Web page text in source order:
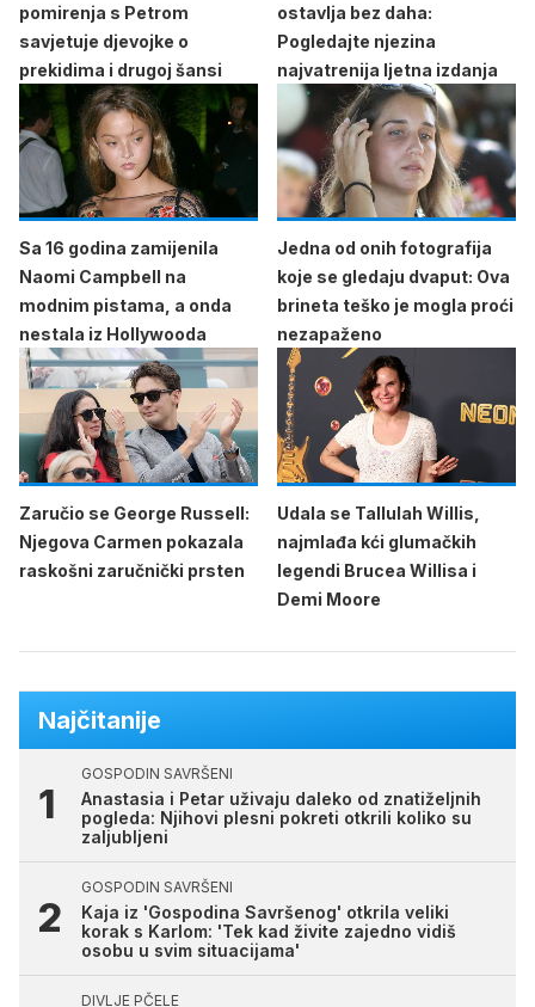
pomirenja s Petrom
savjetuje djevojke o
prekidima i drugoj šansi
ostavlja bez daha:
Pogledajte njezina
najvatrenija ljetna izdanja
Sa 16 godina zamijenila
Naomi Campbell na
modnim pistama, a onda
nestala iz Hollywooda
Jedna od onih fotografija
koje se gledaju dvaput: Ova
brineta teško je mogla proći
nezapaženo
Zaručio se George Russell:
Njegova Carmen pokazala
raskošni zaručnički prsten
Udala se Tallulah Willis,
najmlađa kći glumačkih
legendi Brucea Willisa i
Demi Moore
Najčitanije
GOSPODIN SAVRŠENI
Anastasia i Petar uživaju daleko od znatiželjnih
pogleda: Njihovi plesni pokreti otkrili koliko su
zaljubljeni
GOSPODIN SAVRŠENI
Kaja iz 'Gospodina Savršenog' otkrila veliki
korak s Karlom: 'Tek kad živite zajedno vidiš
osobu u svim situacijama'
DIVLJE PČELE